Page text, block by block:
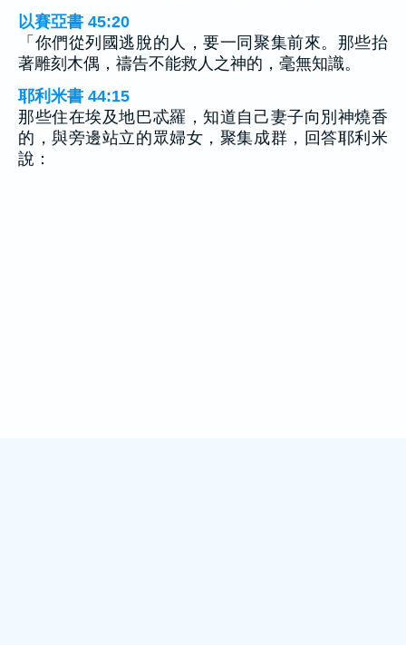
以賽亞書 45:20
「你們從列國逃脫的人，要一同聚集前來。那些抬
著雕刻木偶，禱告不能救人之神的，毫無知識。
耶利米書 44:15
那些住在埃及地巴忒羅，知道自己妻子向別神燒香
的，與旁邊站立的眾婦女，聚集成群，回答耶利米
說：